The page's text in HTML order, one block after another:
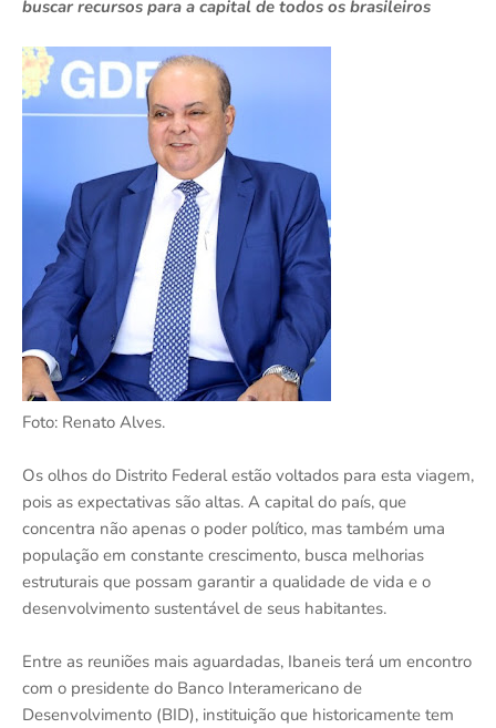
buscar recursos para a capital de todos os brasileiros
Foto: Renato Alves.
Os olhos do Distrito Federal estão voltados para esta viagem,
pois as expectativas são altas. A capital do país, que
concentra não apenas o poder político, mas também uma
população em constante crescimento, busca melhorias
estruturais que possam garantir a qualidade de vida e o
desenvolvimento sustentável de seus habitantes.
Entre as reuniões mais aguardadas, Ibaneis terá um encontro
com o presidente do Banco Interamericano de
Desenvolvimento (BID), instituição que historicamente tem